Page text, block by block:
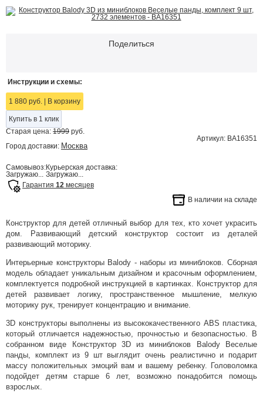
Поделиться
Инструкции и схемы:
1 880 руб. В корзину
Купить в 1 клик
Старая цена: 1999 руб.
Артикул: BA16351
Город доставки: Москва
Самовывоз:
Загружаю...
Курьерская доставка:
Загружаю...
Гарантия 12 месяцев
В наличии на складе
Конструктор для детей отличный выбор для тех, кто хочет украсить
дом. Развивающий детский конструктор состоит из деталей
развивающий моторику.
Интерьерные конструкторы Balody - наборы из миниблоков. Сборная
модель обладает уникальным дизайном и красочным оформлением,
комплектуется подробной инструкцией в картинках. Конструктор для
детей развивает логику, пространственное мышление, мелкую
моторику рук, тренирует концентрацию и внимание.
3D конструкторы выполнены из высококачественного ABS пластика,
который отличается надежностью, прочностью и безопасностью. В
собранном виде Конструктор 3D из миниблоков Balody Веселые
панды, комплект из 9 шт выглядит очень реалистично и подарит
массу положительных эмоций вам и вашему ребенку. Головоломка
подойдет детям старше 6 лет, возможно понадобится помощь
взрослых.